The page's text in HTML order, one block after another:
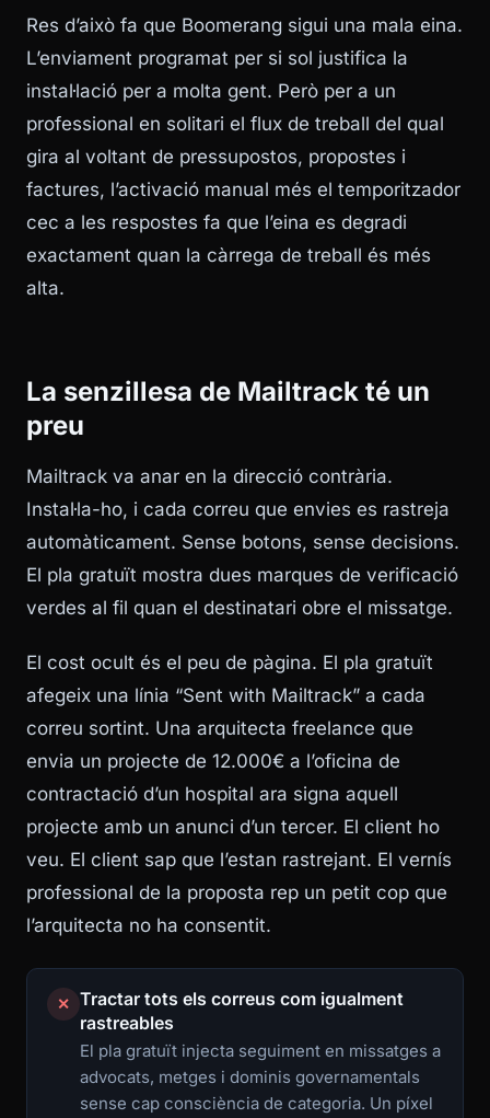
Res d’això fa que Boomerang sigui una mala eina.
L’enviament programat per si sol justifica la
instal·lació per a molta gent. Però per a un
professional en solitari el flux de treball del qual
gira al voltant de pressupostos, propostes i
factures, l’activació manual més el temporitzador
cec a les respostes fa que l’eina es degradi
exactament quan la càrrega de treball és més
alta.
La senzillesa de Mailtrack té un
preu
Mailtrack va anar en la direcció contrària.
Instal·la-ho, i cada correu que envies es rastreja
automàticament. Sense botons, sense decisions.
El pla gratuït mostra dues marques de verificació
verdes al fil quan el destinatari obre el missatge.
El cost ocult és el peu de pàgina. El pla gratuït
afegeix una línia “Sent with Mailtrack” a cada
correu sortint. Una arquitecta freelance que
envia un projecte de 12.000€ a l’oficina de
contractació d’un hospital ara signa aquell
projecte amb un anunci d’un tercer. El client ho
veu. El client sap que l’estan rastrejant. El vernís
professional de la proposta rep un petit cop que
l’arquitecta no ha consentit.
✕ Tractar tots els correus com igualment
rastreables
El pla gratuït injecta seguiment en missatges a
advocats, metges i dominis governamentals
sense cap consciència de categoria. Un píxel